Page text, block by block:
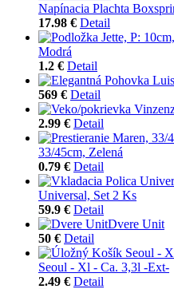
Napínacia Plachta
17.98 € Detail
Modrá
1.2 € Detail
569 € Detail
2.99 € Detail
33/45cm, Zelená
0.79 € Detail
Universal, Set 2 Ks
59.9 € Detail
Dvere Unit
50 € Detail
Seoul - Xl - Ca. 3,3l -Ext-
2.49 € Detail